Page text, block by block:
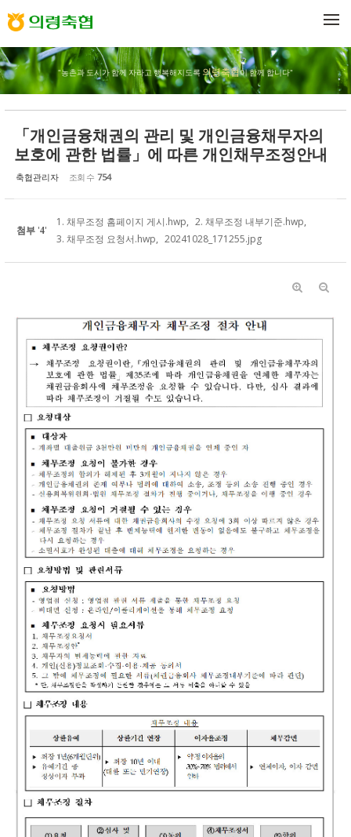
"농촌과 도시가 함께 자라고 행복해지도록 의령축협이 함께 합니다"
「개인금융채권의 관리 및 개인금융채무자의
보호에 관한 법률」에 따른 개인채무조정안내
축협관리자 조회 수 754
첨부 '4'
1. 채무조정 홈페이지 게시.hwp, 2. 채무조정 내부기준.hwp,
3. 채무조정 요청서.hwp, 20241028_171255.jpg